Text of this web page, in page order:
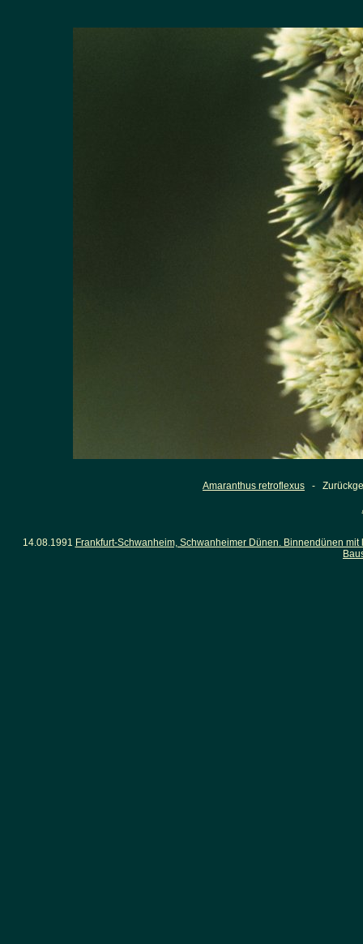
Amaranthus retroflexus -
14.08.1991 Frankfurt-Schwanheim, Schwanheimer Dünen. Binnendünen